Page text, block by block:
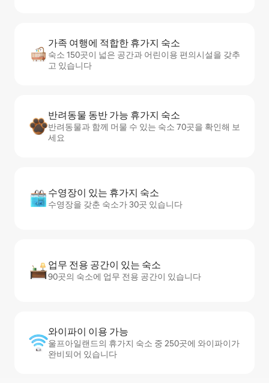
가족 여행에 적합한 휴가지 숙소
숙소 150곳이 넓은 공간과 어린이용 편의시설을 갖추
고 있습니다
반려동물 동반 가능 휴가지 숙소
반려동물과 함께 머물 수 있는 숙소 70곳을 확인해 보
세요
수영장이 있는 휴가지 숙소
수영장을 갖춘 숙소가 30곳 있습니다
업무 전용 공간이 있는 숙소
90곳의 숙소에 업무 전용 공간이 있습니다
와이파이 이용 가능
울프아일랜드의 휴가지 숙소 중 250곳에 와이파이가
완비되어 있습니다